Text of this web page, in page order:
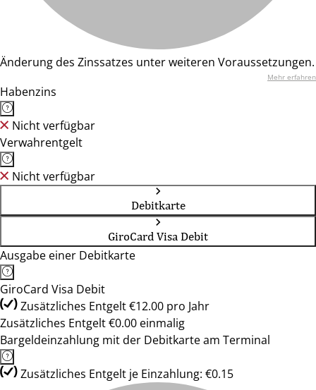
Änderung des Zinssatzes unter weiteren Voraussetzungen.
Mehr erfahren
Habenzins
Nicht verfügbar
Verwahrentgelt
Nicht verfügbar
Debitkarte
GiroCard Visa Debit
Ausgabe einer Debitkarte
GiroCard Visa Debit
Zusätzliches Entgelt €12.00 pro Jahr
Zusätzliches Entgelt €0.00 einmalig
Bargeldeinzahlung mit der Debitkarte am Terminal
Zusätzliches Entgelt je Einzahlung: €0.15